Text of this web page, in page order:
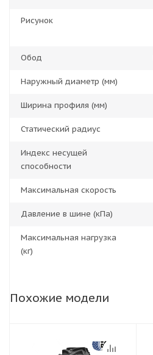
Рисунок
Обод
Наружный диаметр (мм)
Ширина профиля (мм)
Статический радиус
Индекс несущей
способности
Максимальная скорость
Давление в шине (кПа)
Максимальная нагрузка
(кг)
Похожие модели